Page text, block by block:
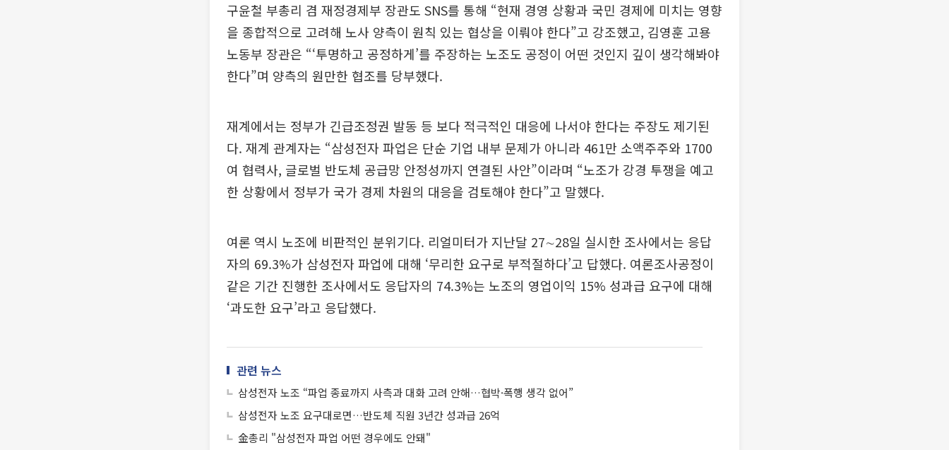
구윤철 부총리 겸 재정경제부 장관도 SNS를 통해 “현재 경영 상황과 국민 경제에 미치는 영향
을 종합적으로 고려해 노사 양측이 원칙 있는 협상을 이뤄야 한다”고 강조했고, 김영훈 고용
노동부 장관은 “‘투명하고 공정하게’를 주장하는 노조도 공정이 어떤 것인지 깊이 생각해봐야
한다”며 양측의 원만한 협조를 당부했다.
재계에서는 정부가 긴급조정권 발동 등 보다 적극적인 대응에 나서야 한다는 주장도 제기된
다. 재계 관계자는 “삼성전자 파업은 단순 기업 내부 문제가 아니라 461만 소액주주와 1700
여 협력사, 글로벌 반도체 공급망 안정성까지 연결된 사안”이라며 “노조가 강경 투쟁을 예고
한 상황에서 정부가 국가 경제 차원의 대응을 검토해야 한다”고 말했다.
여론 역시 노조에 비판적인 분위기다. 리얼미터가 지난달 27∼28일 실시한 조사에서는 응답
자의 69.3%가 삼성전자 파업에 대해 ‘무리한 요구로 부적절하다’고 답했다. 여론조사공정이
같은 기간 진행한 조사에서도 응답자의 74.3%는 노조의 영업이익 15% 성과급 요구에 대해
‘과도한 요구’라고 응답했다.
관련 뉴스
삼성전자 노조 “파업 종료까지 사측과 대화 고려 안해…협박·폭행 생각 없어”
삼성전자 노조 요구대로면…반도체 직원 3년간 성과급 26억
金총리 "삼성전자 파업 어떤 경우에도 안돼"